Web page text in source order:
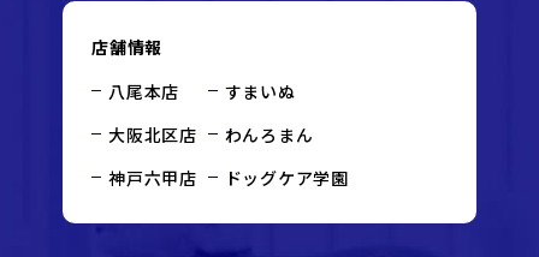
店舗情報
八尾本店
大阪北区店
神戸六甲店
すまいぬ
わんろまん
ドッグケア学園